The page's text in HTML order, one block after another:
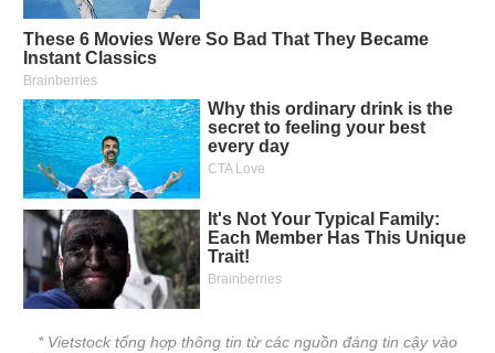
* Vietstock tổng hợp thông tin từ các nguồn đáng tin cậy vào